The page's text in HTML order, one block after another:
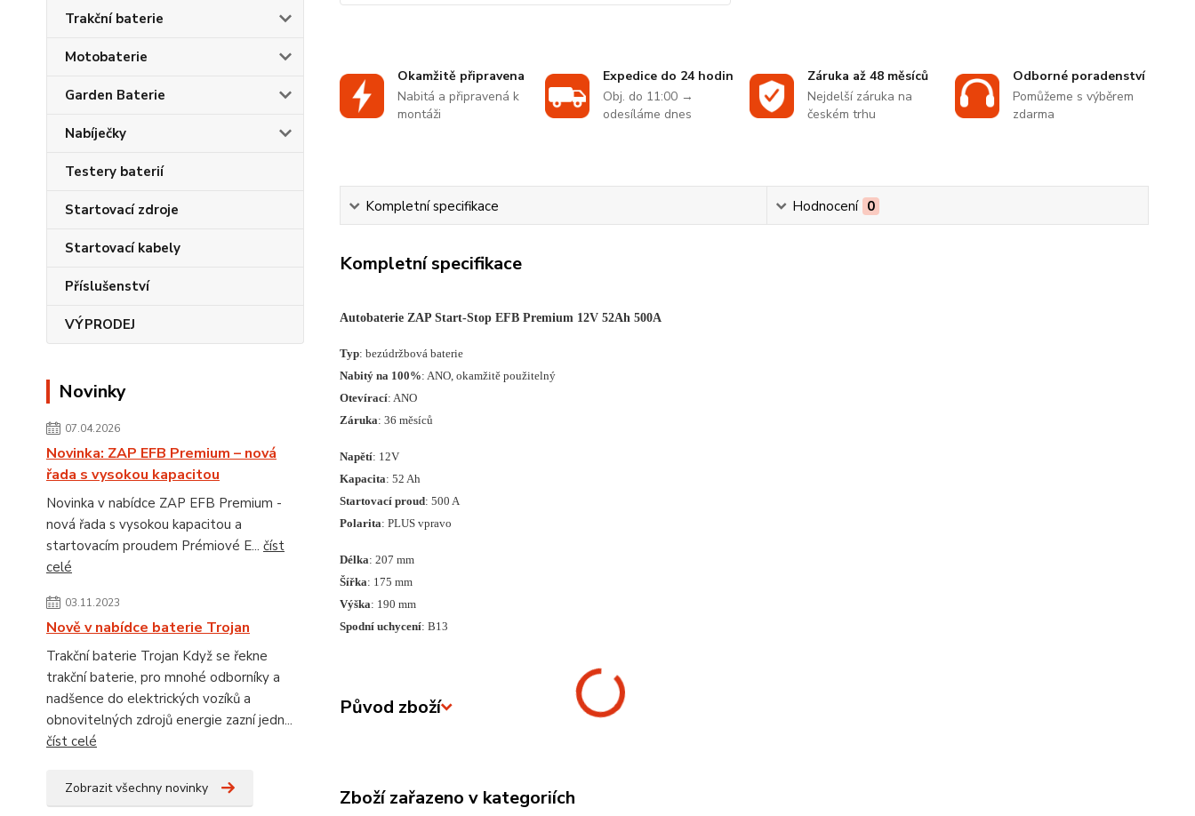
Trakční baterie
Motobaterie
Garden Baterie
Nabíječky
Testery baterií
Startovací zdroje
Startovací kabely
Příslušenství
VÝPRODEJ
Novinky
07.04.2026
Novinka: ZAP EFB Premium – nová
řada s vysokou kapacitou
Novinka v nabídce ZAP EFB Premium -
nová řada s vysokou kapacitou a
startovacím proudem Prémiové E... číst
celé
03.11.2023
Nově v nabídce baterie Trojan
Trakční baterie Trojan Když se řekne
trakční baterie, pro mnohé odborníky a
nadšence do elektrických vozíků a
obnovitelných zdrojů energie zazní jedn...
číst celé
Zobrazit všechny novinky
Okamžitě připravena
Nabitá a připravená k
montáži
Expedice do 24 hodin
Obj. do 11:00 →
odesíláme dnes
Záruka až 48 měsíců
Nejdelší záruka na
českém trhu
Odborné poradenství
Pomůžeme s výběrem
zdarma
Kompletní specifikace Hodnocení 0
Kompletní specifikace
Autobaterie ZAP Start-Stop EFB Premium 12V 52Ah 500A
Typ: bezúdržbová baterie
Nabitý na 100%: ANO, okamžitě použitelný
Otevírací: ANO
Záruka: 36 měsíců
Napětí: 12V
Kapacita: 52 Ah
Startovací proud: 500 A
Polarita: PLUS vpravo
Délka: 207 mm
Šířka: 175 mm
Výška: 190 mm
Spodní uchycení: B13
Původ zboží
Zboží zařazeno v kategoriích